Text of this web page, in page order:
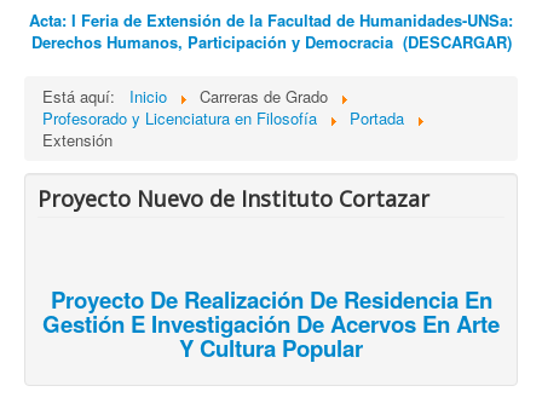
Acta: I Feria de Extensión de la Facultad de Humanidades-UNSa:
Derechos Humanos, Participación y Democracia (DESCARGAR)
Está aquí: Inicio
Carreras de Grado
Profesorado y Licenciatura en Filosofía
Portada
Extensión
Proyecto Nuevo de Instituto Cortazar
Proyecto De Realización De Residencia En
Gestión E Investigación De Acervos En Arte
Y Cultura Popular